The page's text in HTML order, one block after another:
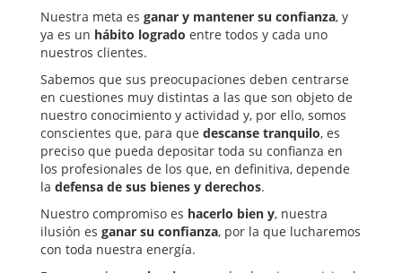
Nuestra meta es ganar y mantener su confianza, y
ya es un hábito logrado entre todos y cada uno
nuestros clientes.
Sabemos que sus preocupaciones deben centrarse
en cuestiones muy distintas a las que son objeto de
nuestro conocimiento y actividad y, por ello, somos
conscientes que, para que descanse tranquilo, es
preciso que pueda depositar toda su confianza en
los profesionales de los que, en definitiva, depende
la defensa de sus bienes y derechos.
Nuestro compromiso es hacerlo bien y, nuestra
ilusión es ganar su confianza, por la que lucharemos
con toda nuestra energía.